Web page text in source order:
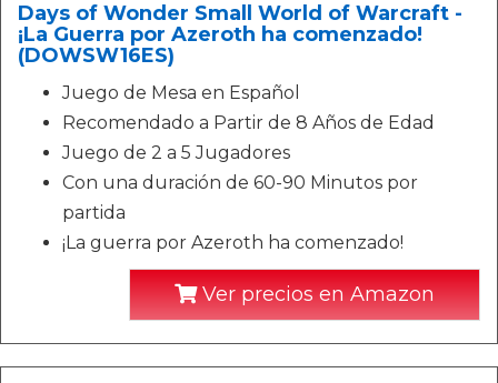
Days of Wonder Small World of Warcraft -
¡La Guerra por Azeroth ha comenzado!
(DOWSW16ES)
Juego de Mesa en Español
Recomendado a Partir de 8 Años de Edad
Juego de 2 a 5 Jugadores
Con una duración de 60-90 Minutos por
partida
¡La guerra por Azeroth ha comenzado!
Ver precios en Amazon